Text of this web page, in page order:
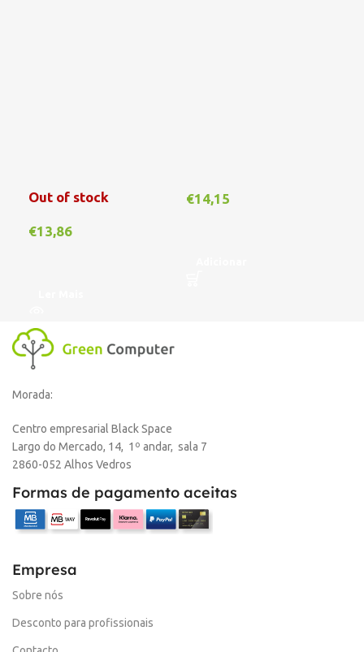
Out of stock
€13,86
€14,15
Morada:
Centro empresarial Black Space
Largo do Mercado, 14, 1º andar, sala 7
2860-052 Alhos Vedros
Formas de pagamento aceitas
Empresa
Sobre nós
Desconto para profissionais